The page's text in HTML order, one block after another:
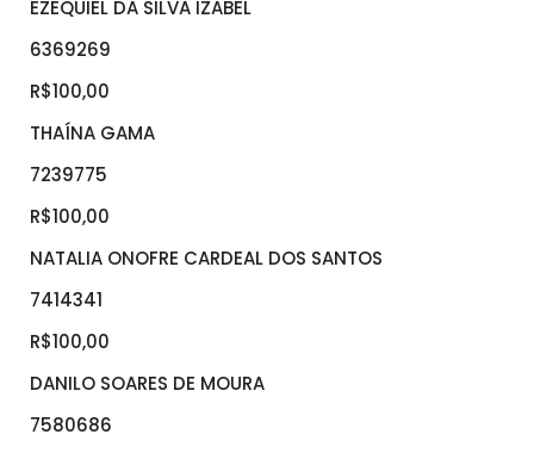
EZEQUIEL DA SILVA IZABEL
6369269
R$100,00
THAÍNA GAMA
7239775
R$100,00
NATALIA ONOFRE CARDEAL DOS SANTOS
7414341
R$100,00
DANILO SOARES DE MOURA
7580686